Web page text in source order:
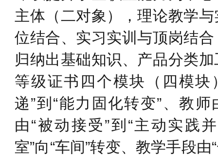
主体（二对象），理论教学
位结合、实习实训与顶岗结
归纳出基础知识、产品分类
等级证书四个模块（四模块
递”到“能力固化转变”、教师
由“被动接受”到“主动实践
室”向“车间”转变、教学手段